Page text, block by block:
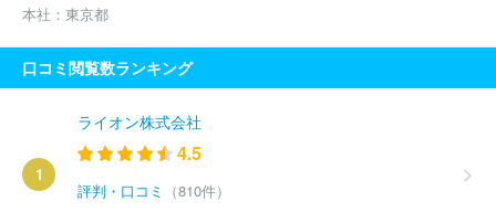
本社： 東京都
口コミ閲覧数ランキング
1
ライオン株式会社
4.5
評判・口コミ
（810件）